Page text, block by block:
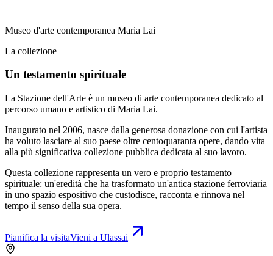
Museo d'arte contemporanea Maria Lai
La collezione
Un testamento spirituale
La Stazione dell'Arte è un museo di arte contemporanea dedicato al
percorso umano e artistico di Maria Lai.
Inaugurato nel 2006, nasce dalla generosa donazione con cui l'artista
ha voluto lasciare al suo paese oltre centoquaranta opere, dando vita
alla più significativa collezione pubblica dedicata al suo lavoro.
Questa collezione rappresenta un vero e proprio testamento
spirituale: un'eredità che ha trasformato un'antica stazione ferroviaria
in uno spazio espositivo che custodisce, racconta e rinnova nel
tempo il senso della sua opera.
Pianifica la visitaVieni a Ulassai